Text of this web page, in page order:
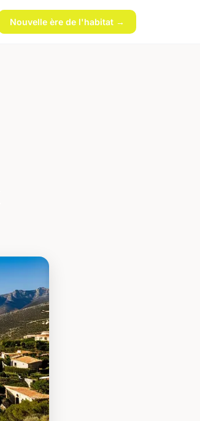
Nouvelle ère de l'habitat →